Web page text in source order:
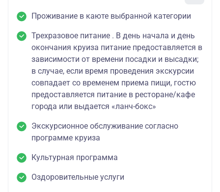
Проживание в каюте выбранной категории
Трехразовое питание . В день начала и день
окончания круиза питание предоставляется в
зависимости от времени посадки и высадки;
в случае, если время проведения экскурсии
совпадает со временем приема пищи, гостю
предоставляется питание в ресторане/кафе
города или выдается «ланч-бокс»
Экскурсионное обслуживание согласно
программе круиза
Культурная программа
Оздоровительные услуги